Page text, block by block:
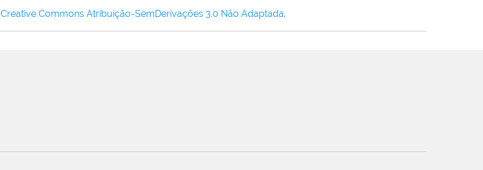
Creative Commons Atribuição-SemDerivações 3.0 Não Adaptada.